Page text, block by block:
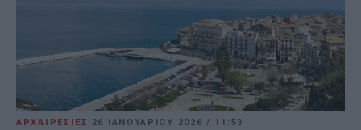
ΑΡΧΑΙΡΕΣΙΕΣ 26 ΙΑΝΟΥΑΡΊΟΥ 2026/ 11:53